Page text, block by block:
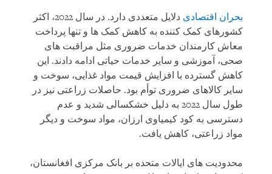
بحران اقتصادی
دلایل متعددی دارد. در سال 2022، اکثر
کشورهای کمک کننده به کاهش کمک ها و تنها پرداخت
معاش کارمندان خدمات ضروری مثل مراقبت های
صحی، آموزشی و سایر خدمات حیاتی ادامه دادند. این
کاهش گسترده با افزایش قیمت مواد غذایی، سوخت و
سایر کالاهای ضروری توأم بود. حاصلات زراعتی نیز در
طول سال 2022 به دلیل خشکسالی شدید و عدم
دسترسی به کود کیمیاوی ارزان، مواد سوخت و دیگر
مواد زراعتی، کاهش یافت.
محدودیت های ایالات متحده بر بانک مرکزی افغانستان،